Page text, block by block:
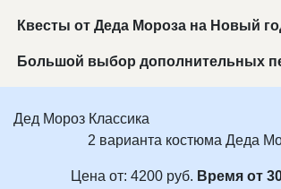
Квесты от Деда Мороза на Новый
Большой выбор дополнительных
Дед Мороз Классика
2 варианта костюма Деда
Цена от: 4200 руб. Время от